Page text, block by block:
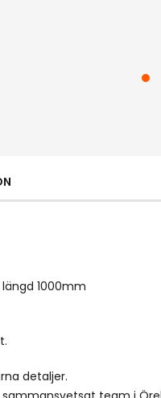
1000mm
detaljer.